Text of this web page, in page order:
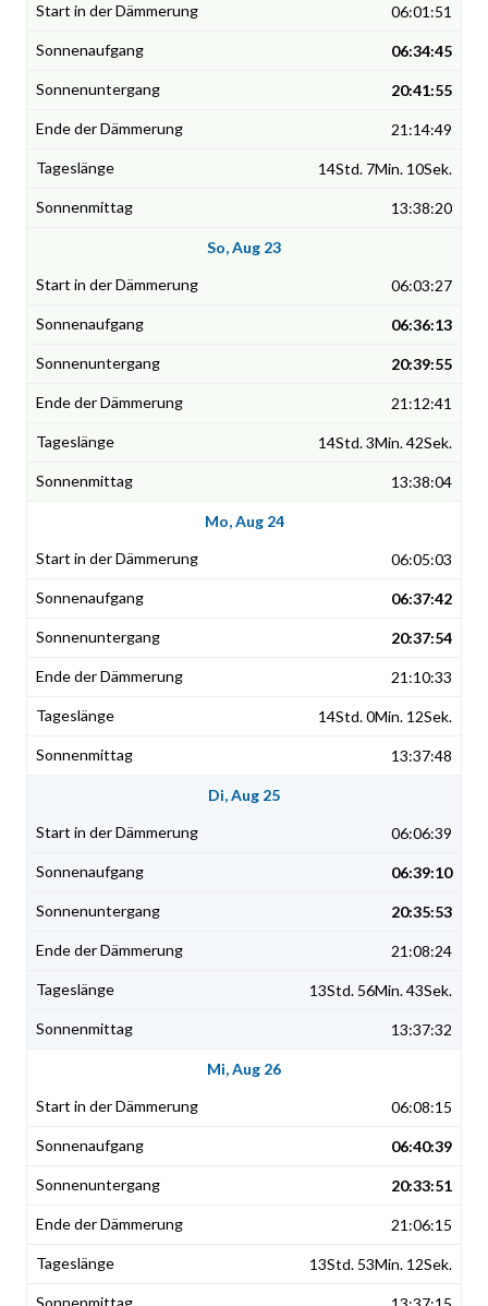
06:01:51
06:34:45
20:41:55
21:14:49
14Std. 7Min. 10Sek.
13:38:20
So, Aug 23
06:03:27
06:36:13
20:39:55
21:12:41
14Std. 3Min. 42Sek.
13:38:04
Mo, Aug 24
06:05:03
06:37:42
20:37:54
21:10:33
14Std. 0Min. 12Sek.
13:37:48
Di, Aug 25
06:06:39
06:39:10
20:35:53
21:08:24
13Std. 56Min. 43Sek.
13:37:32
Mi, Aug 26
06:08:15
06:40:39
20:33:51
21:06:15
13Std. 53Min. 12Sek.